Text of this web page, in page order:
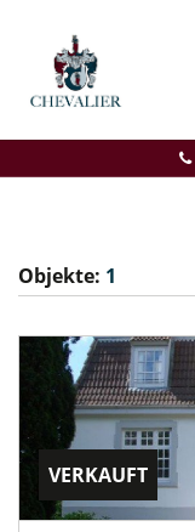
Objekte: 1
VERKAUFT